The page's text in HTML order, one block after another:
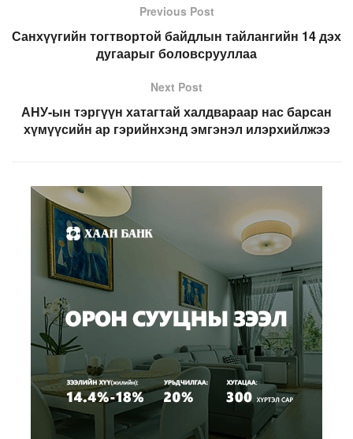
Previous Post
Санхүүгийн тогтвортой байдлын тайлангийн 14 дэх
дугаарыг боловсрууллаа
Next Post
АНУ-ын тэргүүн хатагтай халдвараар нас барсан
хүмүүсийн ар гэрийнхэнд эмгэнэл илэрхийлжээ